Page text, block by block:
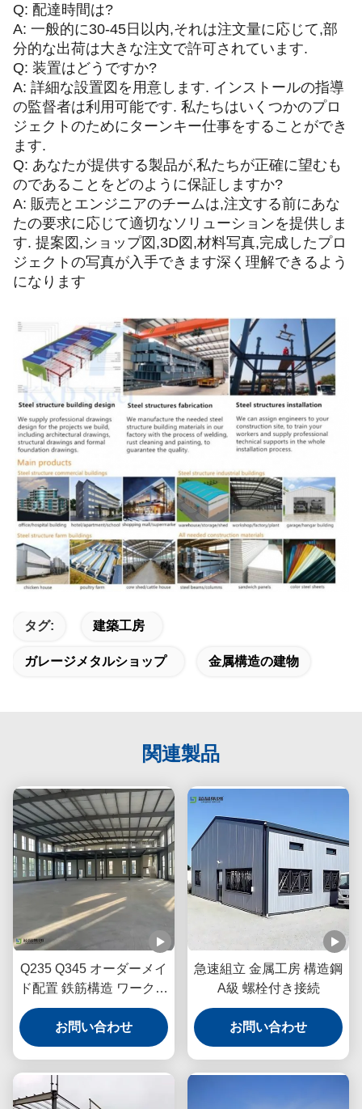
Q: 配達時間は?
A: 一般的に30-45日以内,それは注文量に応じて,部
分的な出荷は大きな注文で許可されています.
Q: 装置はどうですか?
A: 詳細な設置図を用意します. インストールの指導
の監督者は利用可能です. 私たちはいくつかのプロ
ジェクトのためにターンキー仕事をすることができ
ます.
Q: あなたが提供する製品が,私たちが正確に望むも
のであることをどのように保証しますか?
A: 販売とエンジニアのチームは,注文する前にあな
たの要求に応じて適切なソリューションを提供しま
す. 提案図,ショップ図,3D図,材料写真,完成したプロ
ジェクトの写真が入手できます深く理解できるよう
になります
タグ: 建築工房
ガレージメタルショップ 金属構造の建物
関連製品
Q235 Q345 オーダーメイ
ド配置 鉄筋構造 ワークシ
ョップ エネルギー効率の
良い運用 ISO
お問い合わせ
急速組立 金属工房 構造鋼
A級 螺栓付き接続
お問い合わせ